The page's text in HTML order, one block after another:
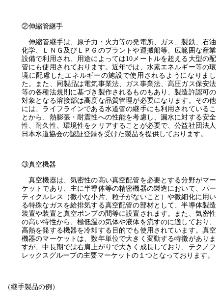
②伸縮管継手
伸縮管継手は、原子力・火力等の発電所、ガス、製鉄、石油
化学、ＬＮＧ及びＬＰＧのプラントや運搬船等、広範囲な産業
設備で利用され、用途によっては10メートルを超える大型の配
管にも使用されております。近年では、水素エネルギー等の環
境に配慮したエネルギーの施設で使用されるようになりまし
た。また、同製品は電気事業法、ガス事業法、高圧ガス保安法
等の各種法規則に基づき製作されるものもあり、製造許認可の
対象となる溶接部は高度な品質管理が必要になります。その他
には、ライフラインである水道管の継手にも利用されているこ
とから、熱膨張・耐震性への性能を考慮し、漏水に対する安全
性、耐久性、環境性をクリアすることが必要で、公益社団法人
日本水道協会の認証登録を受けた製品を提供しております。
③真空機器
真空機器は、気密性の高い真空配管を必要とする分野がマー
ケットであり、主に半導体等の精密機器の製造において、パー
ティクルレス（微小な小片、粒子がないこと）や微細化に用い
る特殊なガスを給排気する真空配管の部材として、半導体製造
装置や装置と真空ポンプの間等に設置されます。また、気密性
の高い特性から、極低温の気体や液体を流すのに適しており、
高熱を発する機器を冷却する目的でも使用されています。真空
機器のマーケットは、数年単位で大きく変動する特徴がありま
すが、中長期では右肩上がりで大きく成長しており、テクノフ
レックスグループの主要マーケットの１つとなっております。
（継手製品の例）